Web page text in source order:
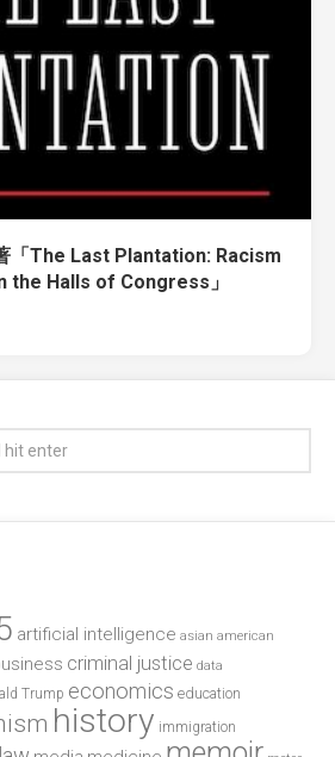
「The Last Plantation: Racism
the Halls of Congress」
artificial intelligence asian american
criminal justice data
Trump economics education
history immigration